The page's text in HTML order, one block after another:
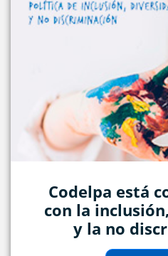
Codelpa está
con la
y la no